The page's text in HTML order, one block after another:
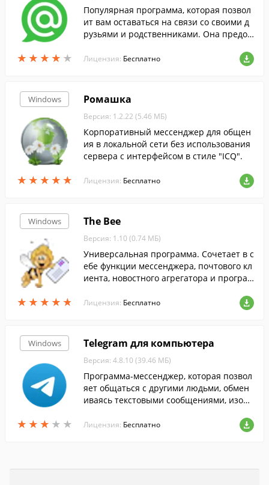
★ ★ ★ ★ ★
★ ★ ★ ★ ★
Популярная программа, которая позвол
ит вам оставаться на связи со своими д
рузьями и родственниками. Она предос
товыми сообщениями и делать видео зв
Лицензия: Бесплатно
Windows
★ ★ ★ ★ ★
★ ★ ★ ★ ★
Ромашка
Версия: 1.2.22 (5.46 МБ)
Корпоративный мессенджер для общен
ия в локальной сети без использования
сервера с интерфейсом в стиле "ICQ".
Лицензия: Бесплатно
Windows
★ ★ ★ ★ ★
★ ★ ★ ★ ★
The Bee
Версия: 1.10 (0.74 МБ)
Универсальная программа. Сочетает в с
ебе функции мессенджера, почтового кл
иента, новостного агрегатора и програм
Лицензия: Бесплатно
Windows
★ ★ ★ ★ ★
★ ★ ★ ★ ★
Telegram для компьютера
Версия: 4.8.10 (39.46 МБ)
Программа-мессенджер, которая позвол
яет общаться с другими людьми, обмен
иваясь текстовыми сообщениями, изобр
Лицензия: Бесплатно